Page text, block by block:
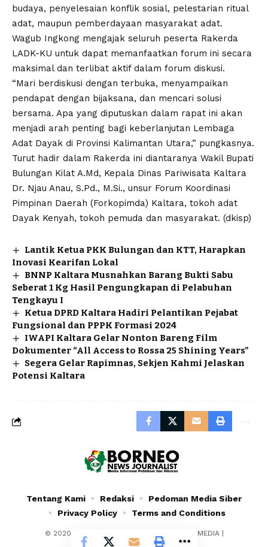
budaya, penyelesaian konflik sosial, pelestarian ritual
adat, maupun pemberdayaan masyarakat adat.
Wagub Ingkong mengajak seluruh peserta Rakerda
LADK-KU untuk dapat memanfaatkan forum ini secara
maksimal dan terlibat aktif dalam forum diskusi.
“Mari berdiskusi dengan terbuka, menyampaikan
pendapat dengan bijaksana, dan mencari solusi
bersama. Apa yang diputuskan dalam rapat ini akan
menjadi arah penting bagi keberlanjutan Lembaga
Adat Dayak di Provinsi Kalimantan Utara,” pungkasnya.
Turut hadir dalam Rakerda ini diantaranya Wakil Bupati
Bulungan Kilat A.Md, Kepala Dinas Pariwisata Kaltara
Dr. Njau Anau, S.Pd., M.Si., unsur Forum Koordinasi
Pimpinan Daerah (Forkopimda) Kaltara, tokoh adat
Dayak Kenyah, tokoh pemuda dan masyarakat. (dkisp)
Lantik Ketua PKK Bulungan dan KTT, Harapkan
Inovasi Kearifan Lokal
BNNP Kaltara Musnahkan Barang Bukti Sabu
Seberat 1 Kg Hasil Pengungkapan di Pelabuhan
Tengkayu I
Ketua DPRD Kaltara Hadiri Pelantikan Pejabat
Fungsional dan PPPK Formasi 2024
IWAPI Kaltara Gelar Nonton Bareng Film
Dokumenter “All Access to Rossa 25 Shining Years”
Segera Gelar Rapimnas, Sekjen Kahmi Jelaskan
Potensi Kaltara
© 2020 - 2024 - PT. YAFRAN BORNEO MULTIMEDIA |
Tentang Kami Redaksi
Pedoman Media Siber
Privacy Policy
Terms and Conditions